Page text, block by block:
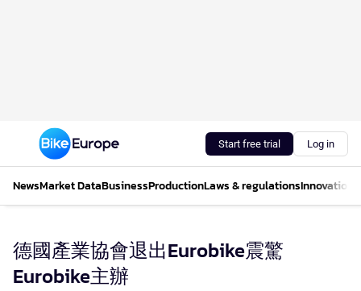
Start free trial Log in
NewsMarket DataBusinessProductionLaws & regulationsInnovations
德國產業協會退出Eurobike震驚
Eurobike主辦